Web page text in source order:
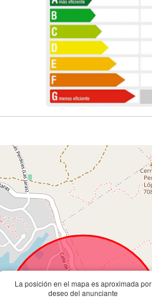
La posición en el mapa es aproximada por
deseo del anunciante